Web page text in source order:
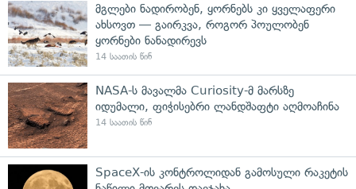
მგლები ნადირობენ, ყორნებს კი ყველაფერი
ახსოვთ — გაირკვა, როგორ პოულობენ
ყორნები ნანადირევს
14 საათის წინ
NASA-ს მავალმა Curiosity-მ მარსზე
იდუმალი, ფიჭისებრი ლანდშაფტი აღმოაჩინა
14 საათის წინ
SpaceX-ის კონტროლიდან გამოსული რაკეტის